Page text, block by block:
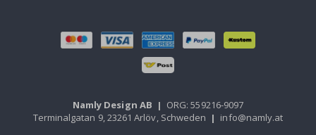
Namly Design AB | ORG: 559216-9097
Terminalgatan 9, 23261 Arlöv, Schweden | info@namly.at